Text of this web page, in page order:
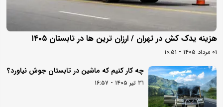
هزینه یدک کش در تهران / ارزان ترین ها در تابستان ۱۴۰۵
۰۱ مرداد ۱۴۰۵ - ۱۰:۵۱
چه کار کنیم که ماشین در تابستان جوش نیاورد؟
۳۱ تیر ۱۴۰۵ - ۱۶:۵۷